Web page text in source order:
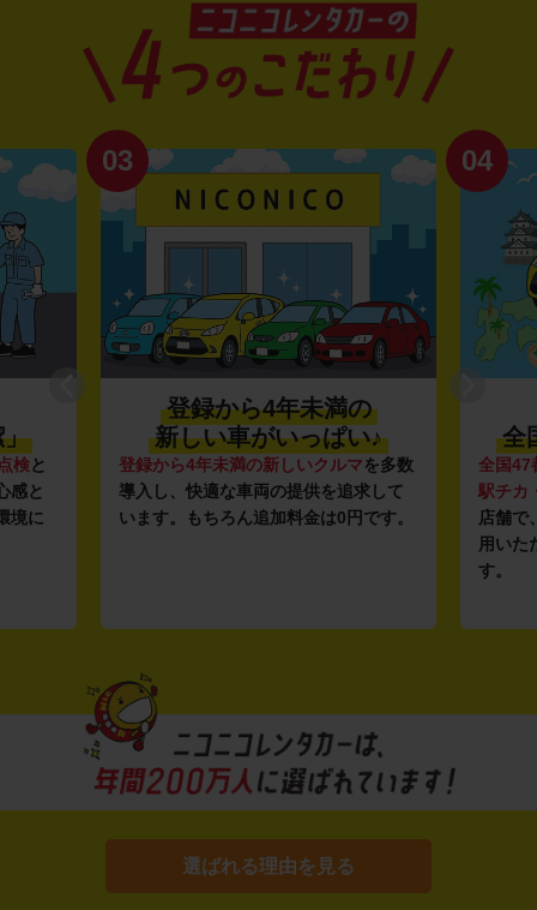
」
検と
感と
境に
03
登録から4年未満の
新しい車がいっぱい♪
登録から4年未満の新しいクルマを多数
導入し、快適な車両の提供を追求して
います。もちろん追加料金は0円です。
04
全
全国47
駅チカ
店舗で
用いた
す。
選ばれる理由を見る